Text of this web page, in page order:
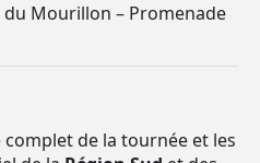
du Mourillon – Promenade
de la tournée et les